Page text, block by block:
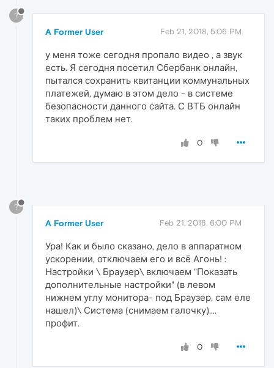
?
A Former User Feb 21, 2018, 5:06 PM
у меня тоже сегодня пропало видео , а звук
есть. Я сегодня посетил Сбербанк онлайн,
пытался сохранить квитанции коммунальных
платежей, думаю в этом дело - в системе
безопасности данного сайта. С ВТБ онлайн
таких проблем нет.
0
?
A Former User Feb 21, 2018, 6:00 PM
Ура! Как и было сказано, дело в аппаратном
ускорении, отключаем его и всё Агонь! :
Настройки \ Браузер\ включаем "Показать
дополнительные настройки" (в левом
нижнем углу монитора- под Браузер, сам еле
нашел)\ Система (снимаем галочку)....
профит.
0